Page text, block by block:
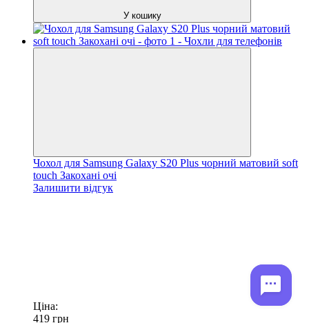
У кошику
Чохол для Samsung Galaxy S20 Plus чорний матовий soft
touch Закохані очі
Залишити відгук
Ціна:
419 грн